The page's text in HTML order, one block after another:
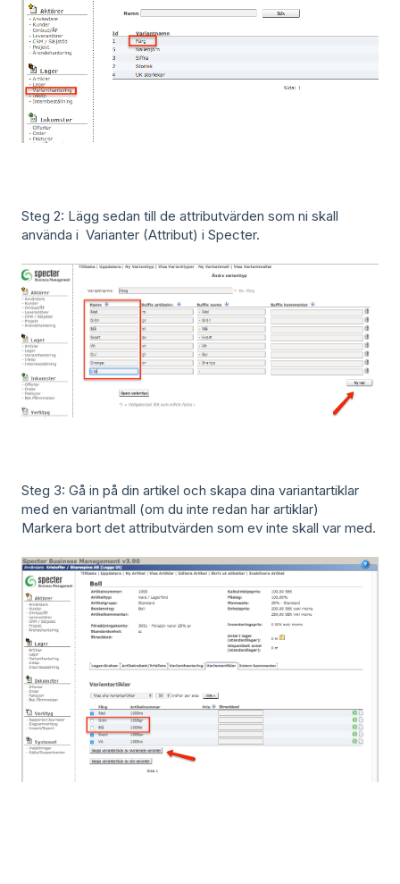
Steg 2: Lägg sedan till de attributvärden som ni skall
använda i Varianter (Attribut) i Specter.
Steg 3: Gå in på din artikel och skapa dina variantartiklar
med en variantmall (om du inte redan har artiklar)
Markera bort det attributvärden som ev inte skall var med.